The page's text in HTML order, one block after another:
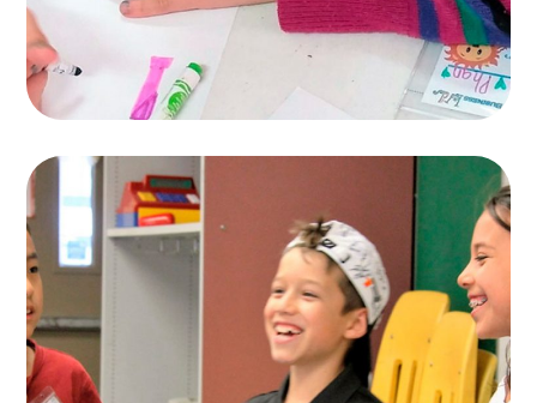
Find Nanny